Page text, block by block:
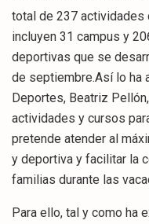
total de 237 actividades
incluyen 31 campus y
deportivas que se
de septiembre.Así lo ha
Deportes, Beatriz
actividades y cursos
pretende atender al
y deportiva y facilitar la
familias durante las
Para ello, tal y como ha